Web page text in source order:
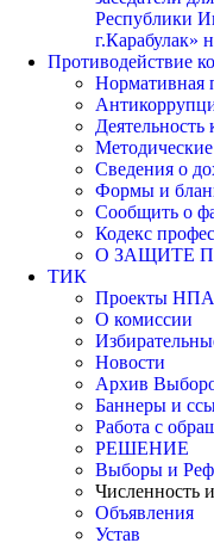
Республики
г.Карабулак»
Противодействие
Нормативная
Деятельность
Сведения о
Формы и
Сообщить о
Кодекс
О ЗАЩИТЕ
ТИК
Проекты НПА
О комиссии
Новости
Архив
Баннеры и
Работа с
РЕШЕНИЕ
Выборы и
Численность
Объявления
Устав